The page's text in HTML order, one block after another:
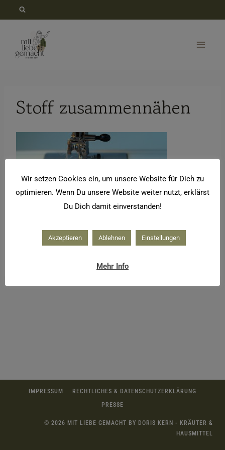
springen
Stoff zusammennähen
IMPRESSUM
RECHTLICHES & DATENSCHUTZERKLÄRUNG
PRESSE
© 2026 MIT LIEBE GEMACHT BY DORIS KERN - KRÄUTER &
HAUSMITTEL
Wir setzen Cookies ein, um unsere Website für Dich zu
optimieren. Wenn Du unsere Website weiter nutzt, erklärst
Du Dich damit einverstanden!
Akzeptieren Ablehnen Einstellungen
Mehr Info